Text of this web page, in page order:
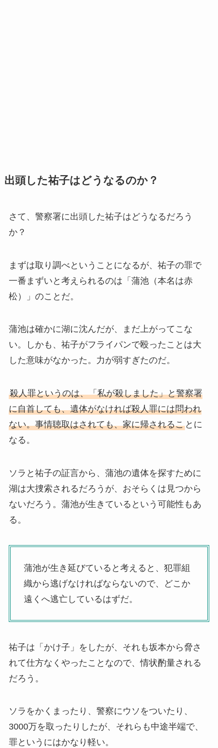
出頭した祐子はどうなるのか？
さて、警察署に出頭した祐子はどうなるだろう
か？
まずは取り調べということになるが、祐子の罪で
一番まずいと考えられるのは「蒲池（本名は赤
松）」のことだ。
蒲池は確かに湖に沈んだが、まだ上がってこな
い。しかも、祐子がフライパンで殴ったことは大
した意味がなかった。力が弱すぎたのだ。
殺人罪というのは、「私が殺しました」と警察署
に自首しても、遺体がなければ殺人罪には問われ
ない。事情聴取はされても、家に帰されることに
なる。
ソラと祐子の証言から、蒲池の遺体を探すために
湖は大捜索されるだろうが、おそらくは見つから
ないだろう。蒲池が生きているという可能性もあ
る。
蒲池が生き延びていると考えると、犯罪組
織から逃げなければならないので、どこか
遠くへ逃亡しているはずだ。
祐子は「かけ子」をしたが、それも坂本から脅さ
れて仕方なくやったことなので、情状酌量される
だろう。
ソラをかくまったり、警察にウソをついたり、
3000万を取ったりしたが、それらも中途半端で、
罪というにはかなり軽い。